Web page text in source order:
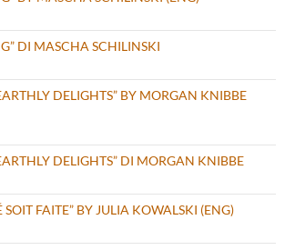
DI MASCHA SCHILINSKI
DELIGHTS” BY MORGAN KNIBBE
DELIGHTS” DI MORGAN KNIBBE
FAITE” BY JULIA KOWALSKI (ENG)